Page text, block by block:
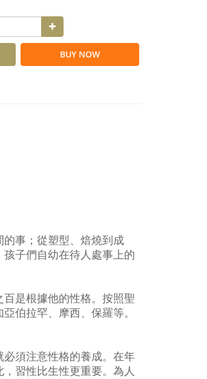
BUY NOW
事；從塑型、焙燒到成
子們自幼在待人處事上的
是根據他的性格。按照聖
伯拉罕、摩西、保羅等。
須注意性格的養成。在年
習性比生性更重要。為人